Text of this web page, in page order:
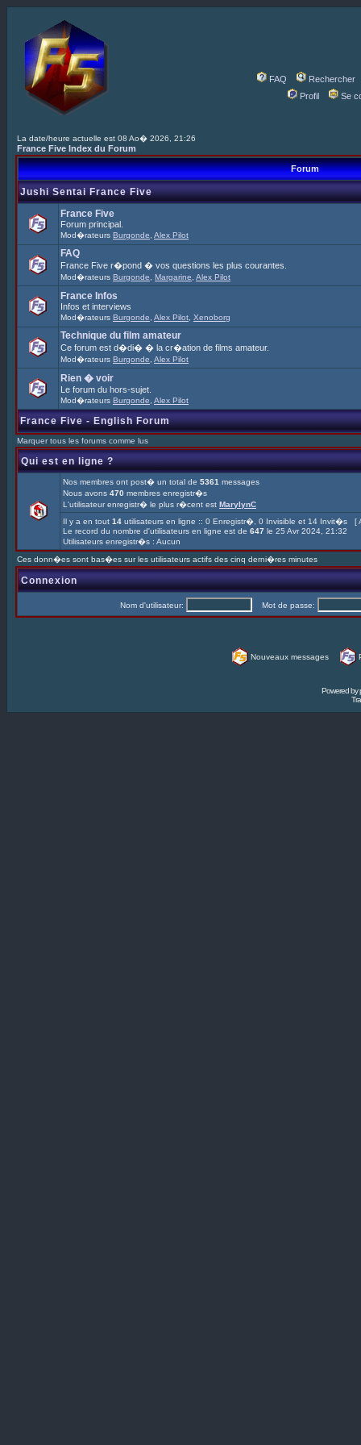
FAQ
Rechercher
Profil
Se
La date/heure actuelle est 08 Ao� 2026, 21:26
France Five Index du Forum
Forum
Jushi Sentai France Five
France Five
Forum principal.
Mod�rateurs Burgonde Alex Pilot
FAQ
France Five r�pond � vos questions les plus courantes.
Mod�rateurs Burgonde Margarine Alex Pilot
France Infos
Infos et interviews
Mod�rateurs Burgonde Alex Pilot Xenoborg
Technique du film amateur
Ce forum est d�di� � la cr�ation de films amateur.
Mod�rateurs Burgonde Alex Pilot
Rien � voir
Le forum du hors-sujet.
Mod�rateurs Burgonde Alex Pilot
France Five - English Forum
Marquer tous les forums comme lus
Qui est en ligne ?
Nos membres ont post� un total de 5361 messages
Nous avons 470 membres enregistr�s
L'utilisateur enregistr� le plus r�cent est MarylynC
Il y a en tout 14 utilisateurs en ligne :: 0 Enregistr�, 0 Invisible et 14 Invit�s [
Le record du nombre d'utilisateurs en ligne est de 647 le 25 Avr 2024, 21:32
Utilisateurs enregistr�s : Aucun
Ces donn�es sont bas�es sur les utilisateurs actifs des cinq derni�res minutes
Connexion
Nom d'utilisateur: Mot de passe:
Nouveaux messages
Powered by